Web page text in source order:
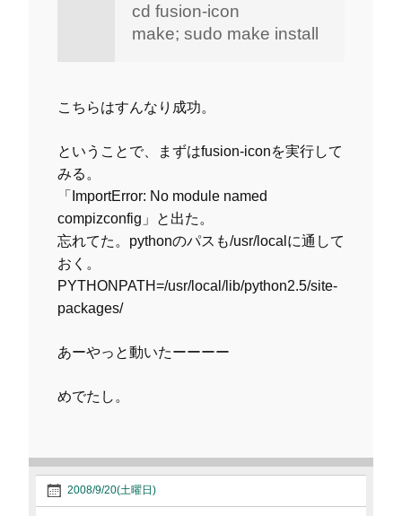
cd fusion-icon
make; sudo make install
こちらはすんなり成功。
ということで、まずはfusion-iconを実行して
みる。
「ImportError: No module named
compizconfig」と出た。
忘れてた。pythonのパスも/usr/localに通して
おく。
PYTHONPATH=/usr/local/lib/python2.5/site-
packages/
あーやっと動いたーーーー
めでたし。
2008/9/20(土曜日)